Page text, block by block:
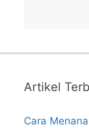
Artikel
Cara